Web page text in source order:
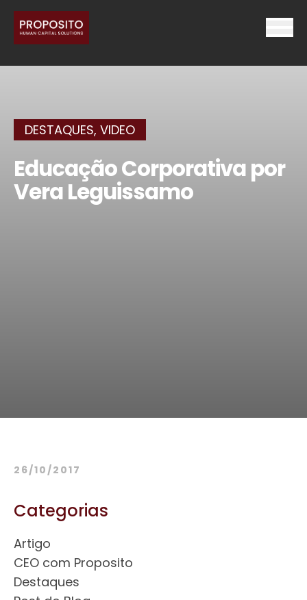
DESTAQUES, VIDEO
Educação Corporativa por
Vera Leguissamo
26/10/2017
Categorias
Artigo
CEO com Proposito
Destaques